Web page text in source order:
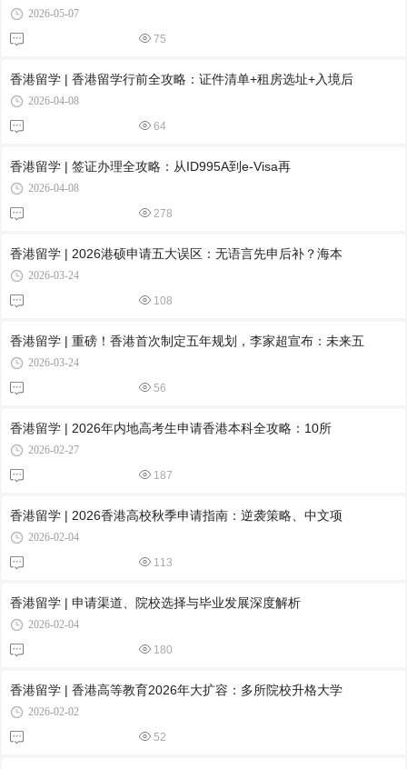
2026-05-07
75
香港留学 | 香港留学行前全攻略：证件清单+租房选址+入境后
2026-04-08
64
香港留学 | 签证办理全攻略：从ID995A到e-Visa再
2026-04-08
278
香港留学 | 2026港硕申请五大误区：无语言先申后补？海本
2026-03-24
108
香港留学 | 重磅！香港首次制定五年规划，李家超宣布：未来五
2026-03-24
56
香港留学 | 2026年内地高考生申请香港本科全攻略：10所
2026-02-27
187
香港留学 | 2026香港高校秋季申请指南：逆袭策略、中文项
2026-02-04
113
香港留学 | 申请渠道、院校选择与毕业发展深度解析
2026-02-04
180
香港留学 | 香港高等教育2026年大扩容：多所院校升格大学
2026-02-02
52